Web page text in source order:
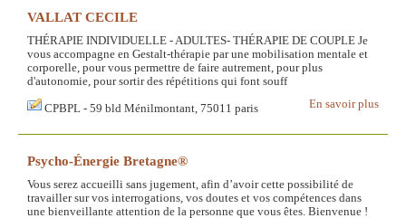
VALLAT CECILE
THÉRAPIE INDIVIDUELLE - ADULTES- THÉRAPIE DE COUPLE Je
vous accompagne en Gestalt-thérapie par une mobilisation mentale et
corporelle, pour vous permettre de faire autrement, pour plus
d'autonomie, pour sortir des répétitions qui font souff
En savoir plus
CPBPL - 59 bld Ménilmontant, 75011 paris
Psycho-Énergie Bretagne®
Vous serez accueilli sans jugement, afin d’avoir cette possibilité de
travailler sur vos interrogations, vos doutes et vos compétences dans
une bienveillante attention de la personne que vous êtes. Bienvenue !